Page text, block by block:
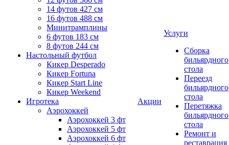
14 футов 427 см
16 футов 488 см
Минитрамплины
6 футов 183 см
8 футов 244 см
Настольный футбол
Кикер Desperado
Кикер Fortuna
Кикер Start Line
Кикер Weekend
Игротека
Аэрохоккей
Аэрохоккей 3 фт
Аэрохоккей 5 фт
Аэрохоккей 6 фт
Акции
Услуги
Сборка
бильярдного
стола
Переезд
бильярдного
стола
Перетяжка
бильярдного
стола
Ремонт и
реставрация